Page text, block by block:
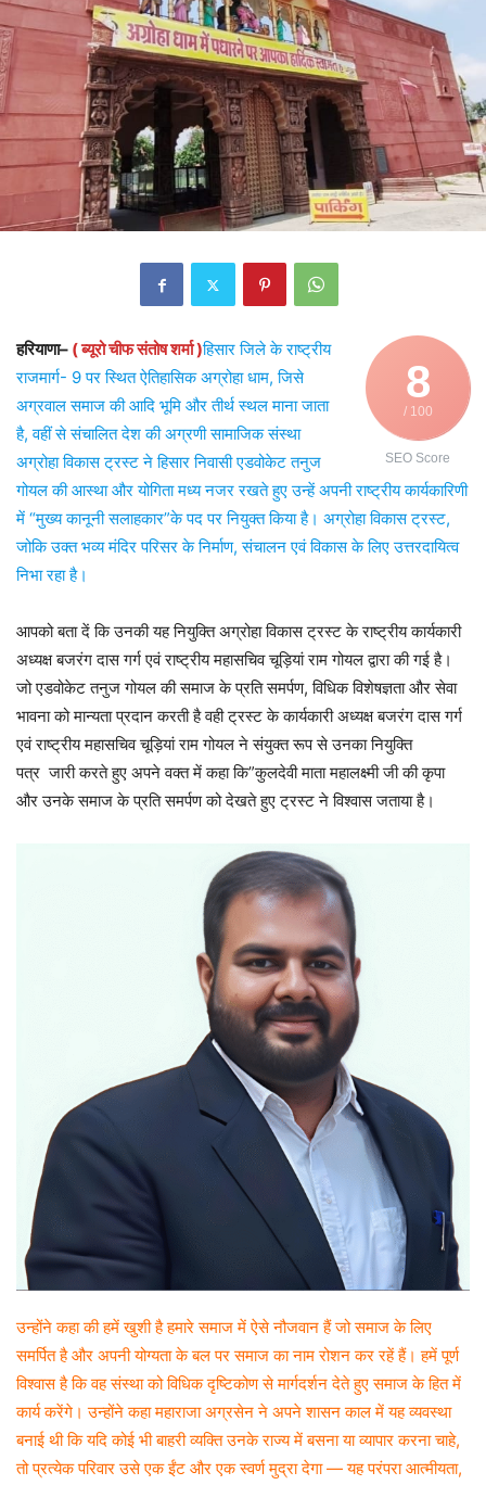
8
/ 100
SEO Score
हरियाणा– ( ब्यूरो चीफ संतोष शर्मा )हिसार जिले के राष्ट्रीय
राजमार्ग- 9 पर स्थित ऐतिहासिक अग्रोहा धाम, जिसे
अग्रवाल समाज की आदि भूमि और तीर्थ स्थल माना जाता
है, वहीं से संचालित देश की अग्रणी सामाजिक संस्था
अग्रोहा विकास ट्रस्ट ने हिसार निवासी एडवोकेट तनुज
गोयल की आस्था और योगिता मध्य नजर रखते हुए उन्हें अपनी राष्ट्रीय कार्यकारिणी
में “मुख्य कानूनी सलाहकार”के पद पर नियुक्त किया है। अग्रोहा विकास ट्रस्ट,
जोकि उक्त भव्य मंदिर परिसर के निर्माण, संचालन एवं विकास के लिए उत्तरदायित्व
निभा रहा है।
आपको बता दें कि उनकी यह नियुक्ति अग्रोहा विकास ट्रस्ट के राष्ट्रीय कार्यकारी
अध्यक्ष बजरंग दास गर्ग एवं राष्ट्रीय महासचिव चूड़ियां राम गोयल द्वारा की गई है।
जो एडवोकेट तनुज गोयल की समाज के प्रति समर्पण, विधिक विशेषज्ञता और सेवा
भावना को मान्यता प्रदान करती है वही ट्रस्ट के कार्यकारी अध्यक्ष बजरंग दास गर्ग
एवं राष्ट्रीय महासचिव चूड़ियां राम गोयल ने संयुक्त रूप से उनका नियुक्ति
पत्र जारी करते हुए अपने वक्त में कहा कि”कुलदेवी माता महालक्ष्मी जी की कृपा
और उनके समाज के प्रति समर्पण को देखते हुए ट्रस्ट ने विश्वास जताया है।
उन्होंने कहा की हमें खुशी है हमारे समाज में ऐसे नौजवान हैं जो समाज के लिए
समर्पित है और अपनी योग्यता के बल पर समाज का नाम रोशन कर रहें हैं। हमें पूर्ण
विश्वास है कि वह संस्था को विधिक दृष्टिकोण से मार्गदर्शन देते हुए समाज के हित में
कार्य करेंगे। उन्होंने कहा महाराजा अग्रसेन ने अपने शासन काल में यह व्यवस्था
बनाई थी कि यदि कोई भी बाहरी व्यक्ति उनके राज्य में बसना या व्यापार करना चाहे,
तो प्रत्येक परिवार उसे एक ईंट और एक स्वर्ण मुद्रा देगा — यह परंपरा आत्मीयता,